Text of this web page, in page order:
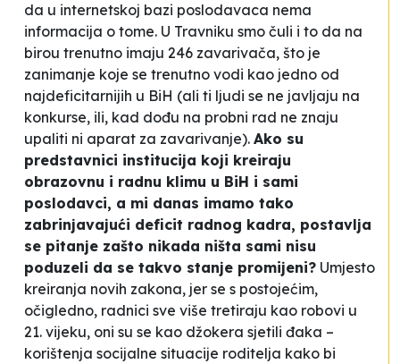
da u internetskoj bazi poslodavaca nema
informacija o tome. U Travniku smo čuli i to da na
birou trenutno imaju 246 zavarivača, što je
zanimanje koje se trenutno vodi kao jedno od
najdeficitarnijih u BiH (ali ti ljudi se ne javljaju na
konkurse, ili, kad dođu na probni rad ne znaju
upaliti ni aparat za zavarivanje). Ako su
predstavnici institucija koji kreiraju
obrazovnu i radnu klimu u BiH i sami
poslodavci, a mi danas imamo tako
zabrinjavajući deficit radnog kadra, postavlja
se pitanje zašto nikada ništa sami nisu
poduzeli da se takvo stanje promijeni? Umjesto
kreiranja novih zakona, jer se s postojećim,
očigledno, radnici sve više tretiraju kao robovi u
21. vijeku, oni su se kao džokera sjetili đaka –
korištenja socijalne situacije roditelja kako bi